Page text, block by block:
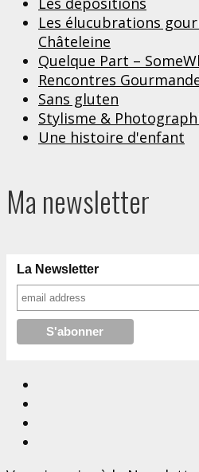
Les élucubrations
Châteleine
Quelque Part –
Rencontres
Sans gluten
Stylisme &
Une histoire d'enfant
Ma newsletter
La Newsletter